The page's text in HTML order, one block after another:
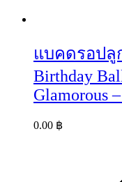
แบคดรอปลู
Birthday
Glamorous
0.00 ฿